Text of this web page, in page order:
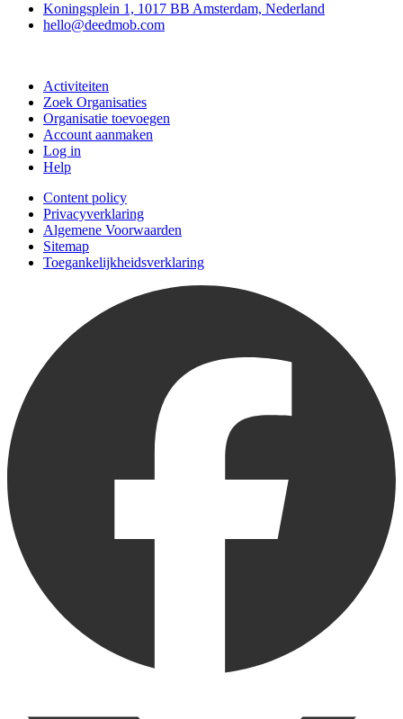
Koningsplein 1, 1017 BB Amsterdam, Nederland
hello@deedmob.com
Activiteiten
Zoek Organisaties
Organisatie toevoegen
Account aanmaken
Log in
Help
Content policy
Privacyverklaring
Algemene Voorwaarden
Sitemap
Toegankelijkheidsverklaring